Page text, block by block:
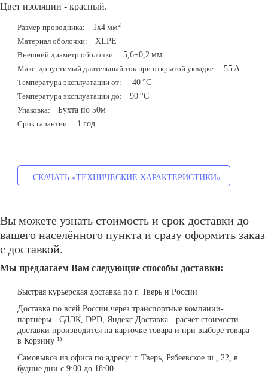
Цвет изоляции - красный.
Размер проводника: 1х4 мм2
Материал оболочки: XLPE
Внешний диаметр оболочки: 5,6±0,2 мм
Макс. допустимый длительный ток при открытой укладке: 55 A
Температура эксплуатации от: -40 °С
Температура эксплуатации до: 90 °С
Упаковка: Бухта по 50м
Срок гарантии: 1 год
СКАЧАТЬ «ТЕХНИЧЕСКИЕ ХАРАКТЕРИСТИКИ»
Вы можете узнать стоимость и срок доставки до
вашего населённого пункта и сразу оформить заказ
с доставкой.
Мы предлагаем Вам следующие способы доставки:
Быстрая курьерская доставка по г. Тверь и России
Доставка по всей России через транспортные компании-
партнёры - СДЭК, DPD, Яндекс.Доставка - расчет стоимости
доставки производится на карточке товара и при выборе товара
в Корзину 1)
Самовывоз из офиса по адресу: г. Тверь, Рябеевское ш., 22, в
будние дни с 9:00 до 18:00